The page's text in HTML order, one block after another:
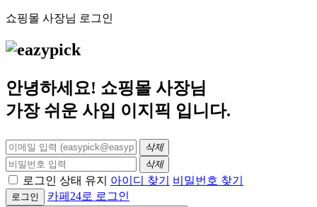
쇼핑몰 사장님 로그인
안녕하세요! 쇼핑몰 사장님
가장 쉬운 사입 이지픽 입니다.
삭제
삭제
로그인 상태 유지 아이디 찾기 비밀번호 찾기
로그인 카페24로 로그인